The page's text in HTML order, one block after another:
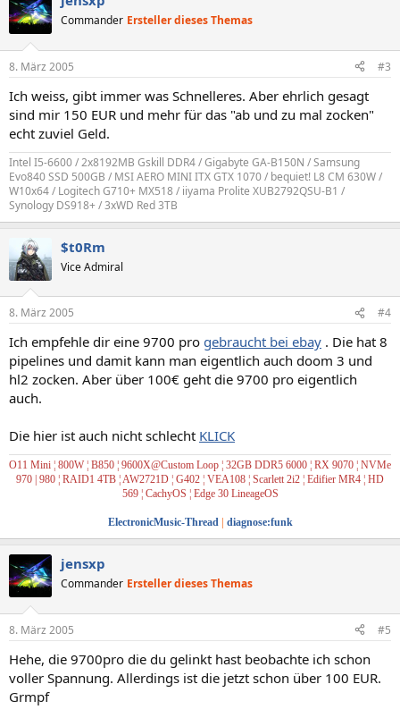
Commander Ersteller dieses Themas
8. März 2005 #3
Ich weiss, gibt immer was Schnelleres. Aber ehrlich gesagt
sind mir 150 EUR und mehr für das "ab und zu mal zocken"
echt zuviel Geld.
Intel I5-6600 / 2x8192MB Gskill DDR4 / Gigabyte GA-B150N / Samsung
Evo840 SSD 500GB / MSI AERO MINI ITX GTX 1070 / bequiet! L8 CM 630W /
W10x64 / Logitech G710+ MX518 / iiyama Prolite XUB2792QSU-B1 /
Synology DS918+ / 3xWD Red 3TB
$t0Rm
Vice Admiral
8. März 2005 #4
Ich empfehle dir eine 9700 pro gebraucht bei ebay . Die hat 8
pipelines und damit kann man eigentlich auch doom 3 und
hl2 zocken. Aber über 100€ geht die 9700 pro eigentlich
auch.
Die hier ist auch nicht schlecht KLICK
O11 Mini ¦ 800W ¦ B850 ¦ 9600X@Custom Loop ¦ 32GB DDR5 6000 ¦ RX 9070 ¦ NVMe
970 | 980 ¦ RAID1 4TB ¦ AW2721D ¦ G402 ¦ VEA108 ¦ Scarlett 2i2 ¦ Edifier MR4 ¦ HD
569 ¦ CachyOS ¦ Edge 30 LineageOS
ElectronicMusic-Thread| diagnose:funk
jensxp
Commander Ersteller dieses Themas
8. März 2005 #5
Hehe, die 9700pro die du gelinkt hast beobachte ich schon
voller Spannung. Allerdings ist die jetzt schon über 100 EUR.
Grmpf